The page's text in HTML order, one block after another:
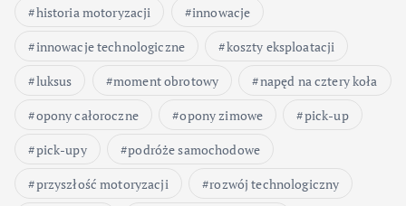
historia motoryzacji
innowacje
innowacje technologiczne
koszty eksploatacji
luksus
moment obrotowy
napęd na cztery koła
opony całoroczne
opony zimowe
pick-up
pick-upy
podróże samochodowe
przyszłość motoryzacji
rozwój technologiczny